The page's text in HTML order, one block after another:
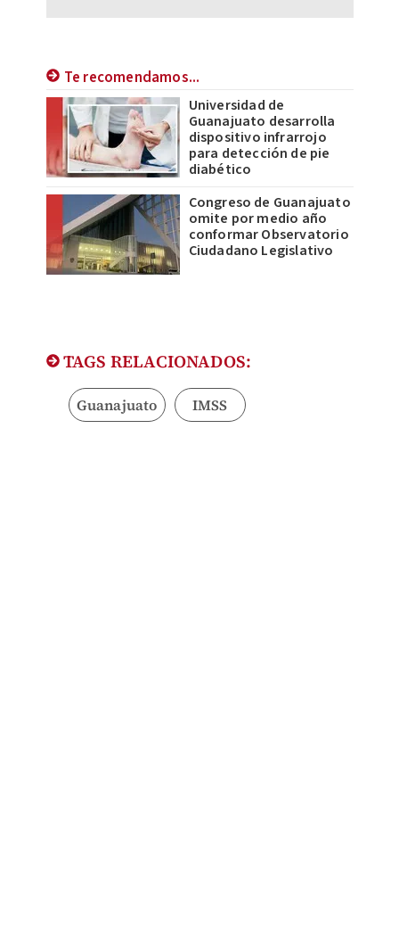
Te recomendamos...
Universidad de
Guanajuato desarrolla
dispositivo infrarrojo
para detección de pie
diabético
Congreso de Guanajuato
omite por medio año
conformar Observatorio
Ciudadano Legislativo
TAGS RELACIONADOS:
Guanajuato IMSS